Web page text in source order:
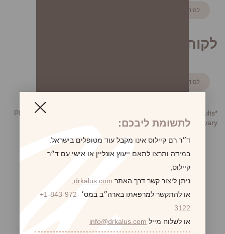
למידע נוסף
לקוח/ה 14
למידע נוסף
*Photographs are for illustrative purposes only. Individual results
may vary.
לקביעת פגישת ייעוץ
לתשומת ליבכם:
ד״ר רם קיילוס אינו מקבל עוד מטופלים בישראל.
במידה ותרצו לתאם ייעוץ אונליין או אישי עם ד״ר
קיילוס,
ניתן ליצור קשר דרך האתר drkalus.com
או להתקשר למרפאתו בארה״ב במס׳ +1-843-972-
3122
או לשלוח מייל info@drkalus.com